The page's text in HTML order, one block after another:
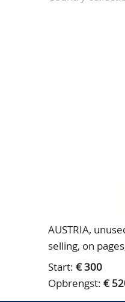
AUSTRIA,
selling, on
Start: € 300
Opbrengst: €